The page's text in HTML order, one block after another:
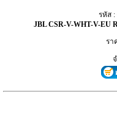
รหัส :
JBL CSR-V-WHT-V-EU
รา